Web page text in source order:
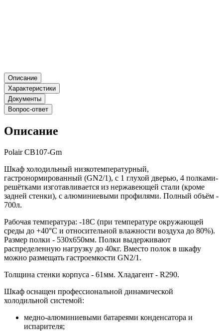
Описание
Характеристики
Документы
Вопрос-ответ
Описание
Polair CB107-Gm
Шкаф холодильный низкотемпературный,
гастронормированный (GN2/1), с 1 глухой дверью, 4 полками-
решётками изготавливается из нержавеющей стали (кроме
задней стенки), с алюминиевыми профилями. Полный объём -
700л.
Рабочая температура: -18С (при температуре окружающей
среды до +40°С и относительной влажности воздуха до 80%).
Размер полки - 530х650мм. Полки выдерживают
распределенную нагрузку до 40кг. Вместо полок в шкафу
можно размещать гастроемкости GN2/1.
Толщина стенки корпуса - 61мм. Хладагент - R290.
Шкаф оснащен профессиональной динамической
холодильной системой:
медно-алюминиевыми батареями конденсатора и
испарителя;